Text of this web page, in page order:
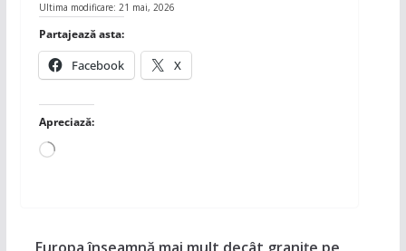
Ultima modificare: 21 mai, 2026
Partajează asta:
Facebook X
Apreciază:
Încarc...